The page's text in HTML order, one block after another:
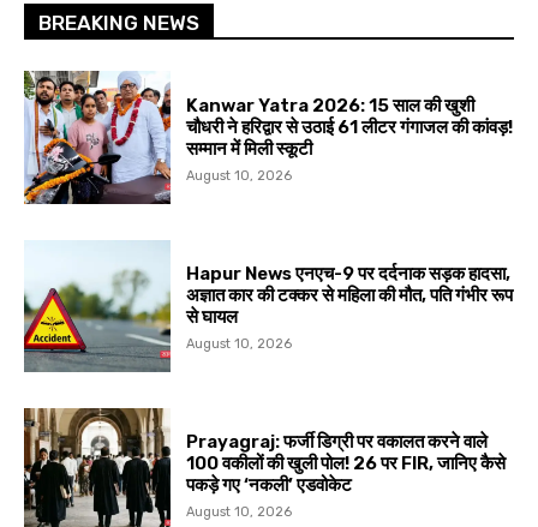
BREAKING NEWS
Kanwar Yatra 2026: 15 साल की खुशी
चौधरी ने हरिद्वार से उठाई 61 लीटर गंगाजल की कांवड़!
सम्मान में मिली स्कूटी
August 10, 2026
Hapur News एनएच-9 पर दर्दनाक सड़क हादसा,
अज्ञात कार की टक्कर से महिला की मौत, पति गंभीर रूप
से घायल
August 10, 2026
Prayagraj: फर्जी डिग्री पर वकालत करने वाले
100 वकीलों की खुली पोल! 26 पर FIR, जानिए कैसे
पकड़े गए ‘नकली’ एडवोकेट
August 10, 2026